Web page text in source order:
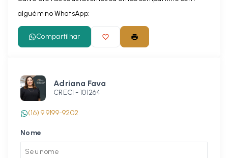
alguém no WhatsApp:
Compartilhar
Adriana Fava
CRECI - 101264
(16) 9 9199-9202
Nome